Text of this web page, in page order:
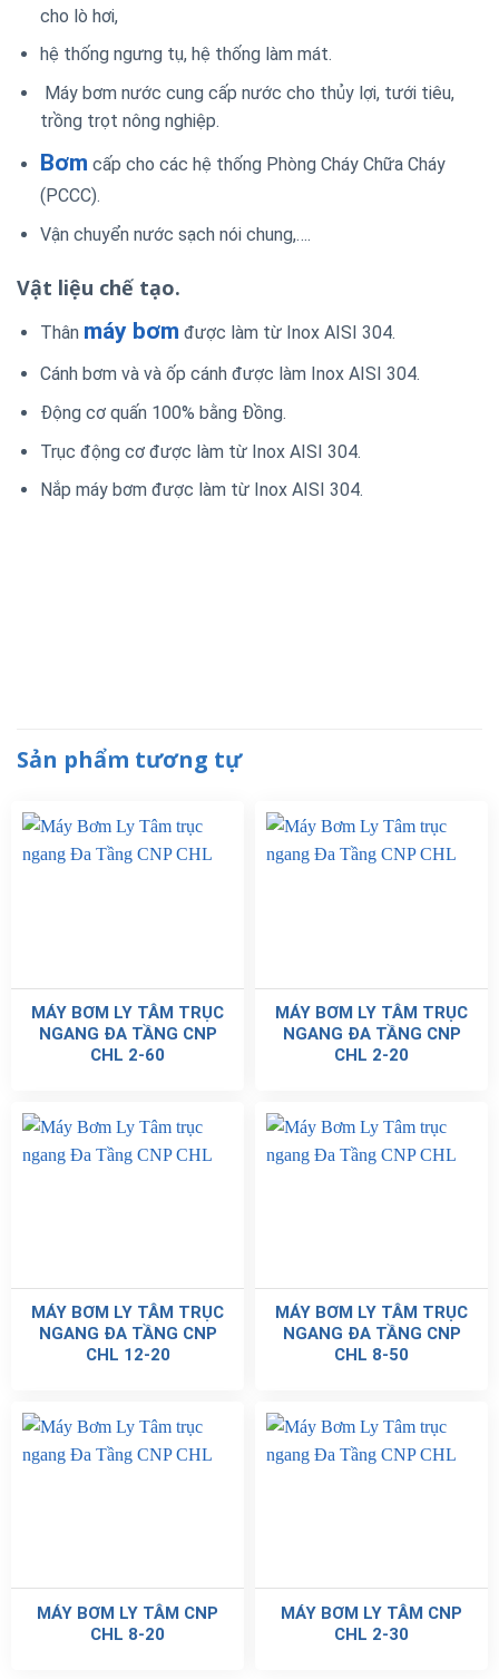
cho lò hơi,
hệ thống ngưng tụ, hệ thống làm mát.
Máy bơm nước cung cấp nước cho thủy lợi, tưới tiêu,
trồng trọt nông nghiệp.
Bơm cấp cho các hệ thống Phòng Cháy Chữa Cháy
(PCCC).
Vận chuyển nước sạch nói chung,….
Vật liệu chế tạo.
Thân máy bơm được làm từ Inox AISI 304.
Cánh bơm và và ốp cánh được làm Inox AISI 304.
Động cơ quấn 100% bằng Đồng.
Trục động cơ được làm từ Inox AISI 304.
Nắp máy bơm được làm từ Inox AISI 304.
Sản phẩm tương tự
MÁY BƠM LY TÂM TRỤC
NGANG ĐA TẦNG CNP
CHL 2-60
MÁY BƠM LY TÂM TRỤC
NGANG ĐA TẦNG CNP
CHL 2-20
MÁY BƠM LY TÂM TRỤC
NGANG ĐA TẦNG CNP
CHL 12-20
MÁY BƠM LY TÂM TRỤC
NGANG ĐA TẦNG CNP
CHL 8-50
MÁY BƠM LY TÂM CNP
CHL 8-20
MÁY BƠM LY TÂM CNP
CHL 2-30